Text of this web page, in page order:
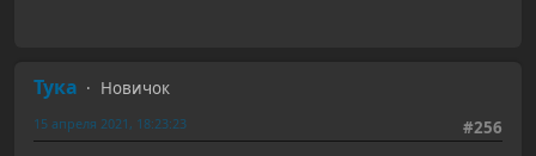
Тука
Новичок
#256
15 апреля 2021, 18:23:23